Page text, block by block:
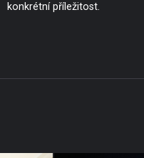
konkrétní příležitost.